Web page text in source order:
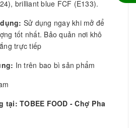
brilliant blue FCF (E133).
Sử dụng ngay khi mở để
tốt nhất. Bảo quản nơi khô
trực tiếp
In trên bao bì sản phẩm
tại: TOBEE FOOD - Chợ Pha